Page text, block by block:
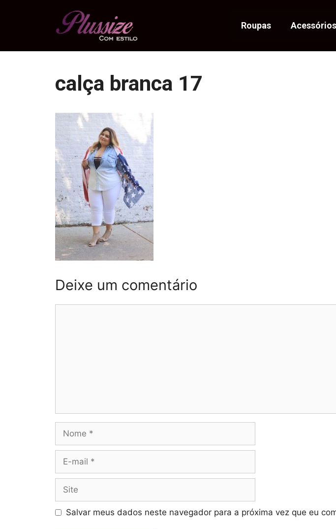
Roupas Acessórios
calça branca 17
Deixe um comentário
mail
Salvar meus dados neste navegador para a próxima vez que eu